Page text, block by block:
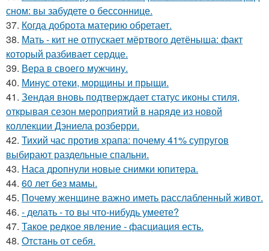
сном: вы забудете о бессоннице.
37. Когда доброта материю обретает.
38. Мать - кит не отпускает мёртвого детёныша: факт
который разбивает сердце.
39. Вера в своего мужчину.
40. Минус отеки, морщины и прыщи.
41. Зендая вновь подтверждает статус иконы стиля,
открывая сезон мероприятий в наряде из новой
коллекции Дэниела розберри.
42. Тихий час против храпа: почему 41% супругов
выбирают раздельные спальни.
43. Наса дропнули новые снимки юпитера.
44. 60 лет без мамы.
45. Почему женщине важно иметь расслабленный живот.
46. - делать - то вы что-нибудь умеете?
47. Такое редкое явление - фасциация есть.
48. Отстань от себя.